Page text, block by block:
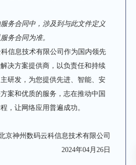
务合同中，涉及到与此文件定义
务合同为准。
信息技术有限公司作为国内领先
决方案提供商，以负责任和持续
研发，为您提供先进、智能、安
案和优质的服务，志在推动中国
，让网络应用普遍成功。
京神州数码云科信息技术有限公司
2024年04月26日